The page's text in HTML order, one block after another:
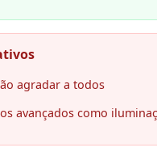
agradar a todos
avançados como